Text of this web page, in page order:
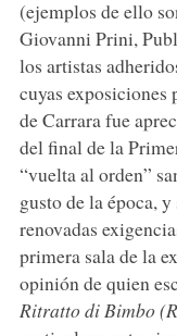
(ejemplos de ello
Giovanni Prini,
los artistas
cuyas
de Carrara fue
del final de la
“vuelta al orden”
gusto de la época,
renovadas
primera sala de la
opinión de quien
Ritratto di Bimbo